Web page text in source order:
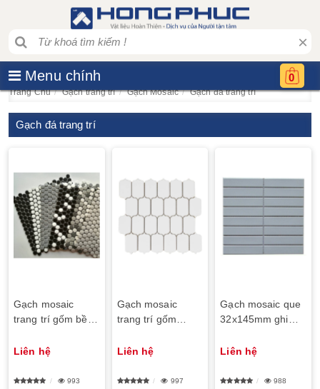
×
Menu chính 0
Trang Chủ Gạch trang trí Gạch Mosaic Gạch đá trang trí
Gạch đá trang trí
Gạch mosaic
trang trí gốm bề
màu
Liên hệ
993
Gạch mosaic
trang trí gốm
đèn lồng
Liên hệ
997
Gạch mosaic que
32x145mm ghi
Liên hệ
988